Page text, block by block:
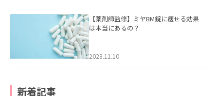
【薬剤師監修】ミヤBM錠に痩せる効果
は本当にあるの？
2023.11.10
新着記事